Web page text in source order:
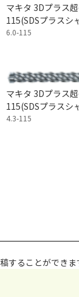
マキタ 3Dプラス
115(SDSプラスシ
6.0-115
マキタ 3Dプラス
115(SDSプラスシ
4.3-115
することができま